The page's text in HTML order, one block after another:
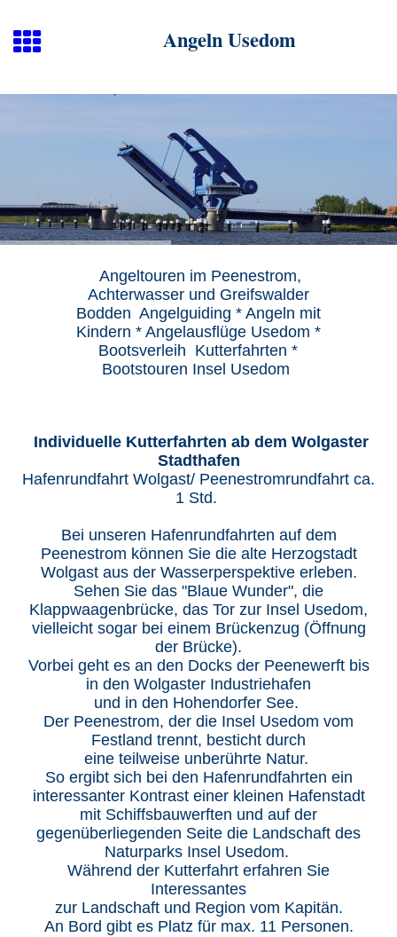
Angeln Usedom
Angeltouren im Peenestrom,
Achterwasser und Greifswalder
Bodden Angelguiding * Angeln mit
Kindern * Angelausflüge Usedom *
Bootsverleih Kutterfahrten *
Bootstouren Insel Usedom
Individuelle Kutterfahrten ab dem Wolgaster
Stadthafen
Hafenrundfahrt Wolgast/ Peenestromrundfahrt ca.
1 Std.
Bei unseren Hafenrundfahrten auf dem
Peenestrom können Sie die alte Herzogstadt
Wolgast aus der Wasserperspektive erleben.
Sehen Sie das "Blaue Wunder", die
Klappwaagenbrücke, das Tor zur Insel Usedom,
vielleicht sogar bei einem Brückenzug (Öffnung
der Brücke).
Vorbei geht es an den Docks der Peenewerft bis
in den Wolgaster Industriehafen
und in den Hohendorfer See.
Der Peenestrom, der die Insel Usedom vom
Festland trennt, besticht durch
eine teilweise unberührte Natur.
So ergibt sich bei den Hafenrundfahrten ein
interessanter Kontrast einer kleinen Hafenstadt
mit Schiffsbauwerften und auf der
gegenüberliegenden Seite die Landschaft des
Naturparks Insel Usedom.
Während der Kutterfahrt erfahren Sie
Interessantes
zur Landschaft und Region vom Kapitän.
An Bord gibt es Platz für max. 11 Personen.